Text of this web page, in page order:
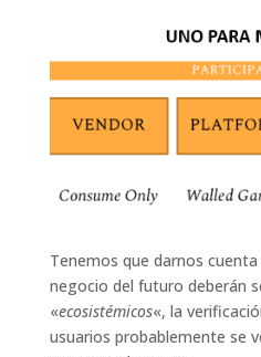
Tenemos que darnos
negocio del futuro deberán
«ecosistémicos«, la
usuarios probablemente se